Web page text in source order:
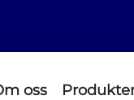
oss